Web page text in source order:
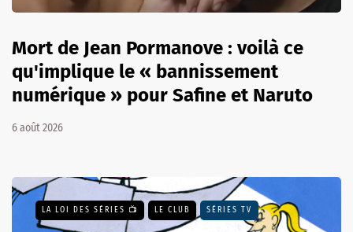
Mort de Jean Pormanove : voilà ce
qu'implique le « bannissement
numérique » pour Safine et Naruto
6 août 2026
LA LOI DES SÉRIES 📺 LE CLUB SÉRIES TV